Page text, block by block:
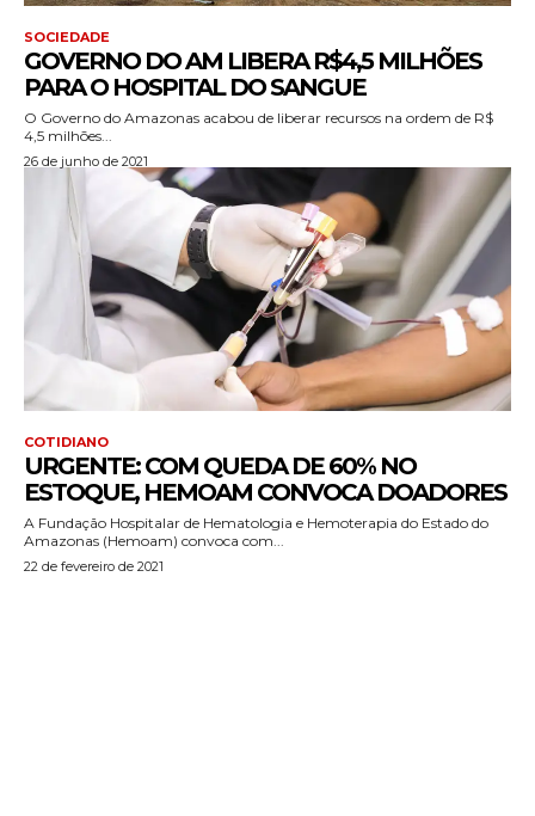
SOCIEDADE
GOVERNO DO AM LIBERA R$4,5 MILHÕES
PARA O HOSPITAL DO SANGUE
O Governo do Amazonas acabou de liberar recursos na ordem de R$
4,5 milhões...
26 de junho de 2021
COTIDIANO
URGENTE: COM QUEDA DE 60% NO
ESTOQUE, HEMOAM CONVOCA DOADORES
A Fundação Hospitalar de Hematologia e Hemoterapia do Estado do
Amazonas (Hemoam) convoca com...
22 de fevereiro de 2021